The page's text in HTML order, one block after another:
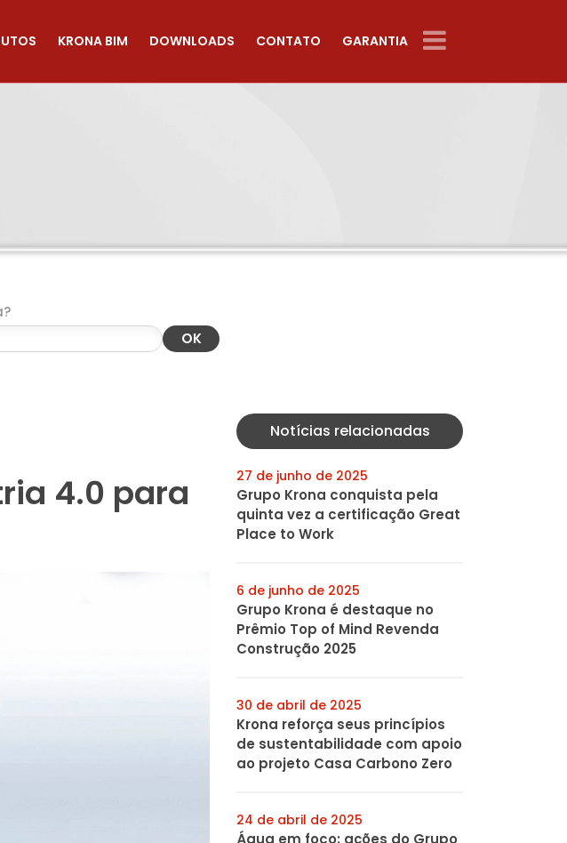
KRONA BIM DOWNLOADS CONTATO GARANTIA
OK
4.0 para
Notícias relacionadas
27 de junho de 2025
Grupo Krona conquista pela
quinta vez a certificação Great
Place to Work
6 de junho de 2025
Grupo Krona é destaque no
Prêmio Top of Mind Revenda
Construção 2025
30 de abril de 2025
Krona reforça seus princípios
de sustentabilidade com apoio
ao projeto Casa Carbono Zero
24 de abril de 2025
Água em foco: ações do Grupo